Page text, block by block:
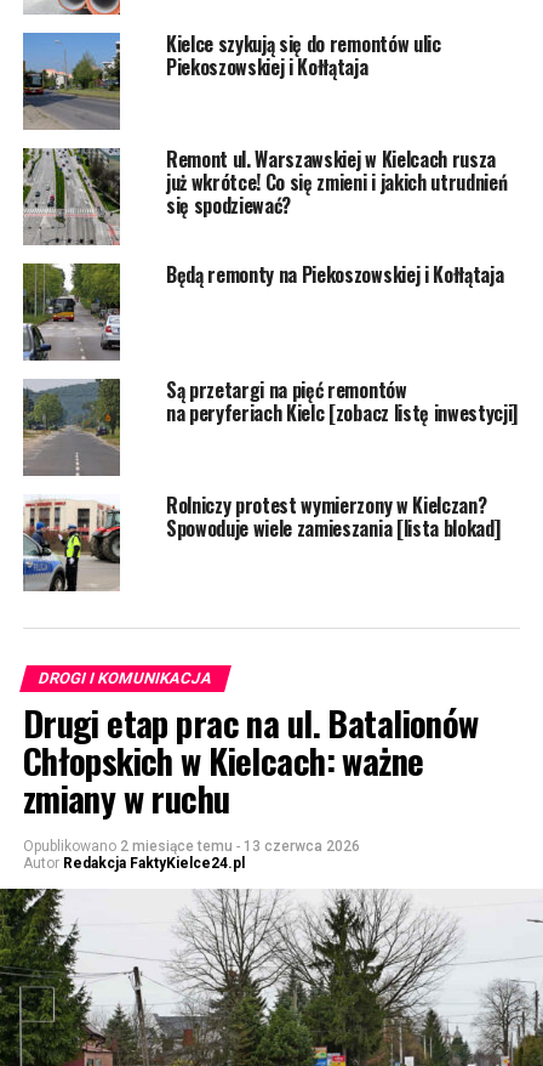
Kielce szykują się do remontów ulic
Piekoszowskiej i Kołłątaja
Remont ul. Warszawskiej w Kielcach rusza
już wkrótce! Co się zmieni i jakich utrudnień
się spodziewać?
Będą remonty na Piekoszowskiej i Kołłątaja
Są przetargi na pięć remontów
na peryferiach Kielc [zobacz listę inwestycji]
Rolniczy protest wymierzony w Kielczan?
Spowoduje wiele zamieszania [lista blokad]
DROGI I KOMUNIKACJA
Drugi etap prac na ul. Batalionów
Chłopskich w Kielcach: ważne
zmiany w ruchu
Opublikowano 2 miesiące temu - 13 czerwca 2026
Autor Redakcja FaktyKielce24.pl